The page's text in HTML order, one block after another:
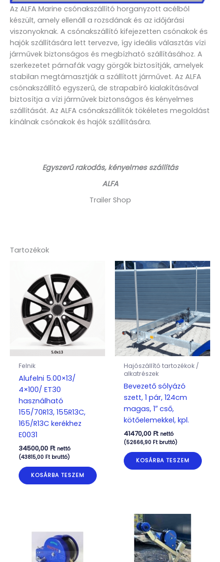
Az ALFA Marine csónakszállító horganyzott acélból
készült, amely ellenáll a rozsdának és az időjárási
viszonyoknak. A csónakszállító kifejezetten csónakok és
hajók szállítására lett tervezve, így ideális választás vízi
járművek biztonságos és megbízható szállításához. A
szerkezetet párnafák vagy görgők biztosítják, amelyek
stabilan megtámasztják a szállított járművet. Az ALFA
csónakszállító egyszerű, de strapabíró kialakításával
biztosítja a vízi járművek biztonságos és kényelmes
szállítását. Az ALFA csónakszállítók tökéletes megoldást
kínálnak csónakok és hajók szállítására.
Egyszerű rakodás, kényelmes szállítás
ALFA
Trailer Shop
Tartozékok
Felnik
Alufelni 5.00×13/
4×100/ ET30
használható
155/70R13, 155R13C,
165/R13C kerékhez
E0031
34500,00 Ft nettó
(43815,00 Ftbruttó)
KOSÁRBA TESZEM
Hajószállító tartozékok /
alkatrészek
Bevezető sólyázó
szett, 1 pár, 124cm
magas, 1″ cső,
kötőelemekkel, kpl.
41470,00 Ft nettó
(52666,90 Ftbruttó)
KOSÁRBA TESZEM